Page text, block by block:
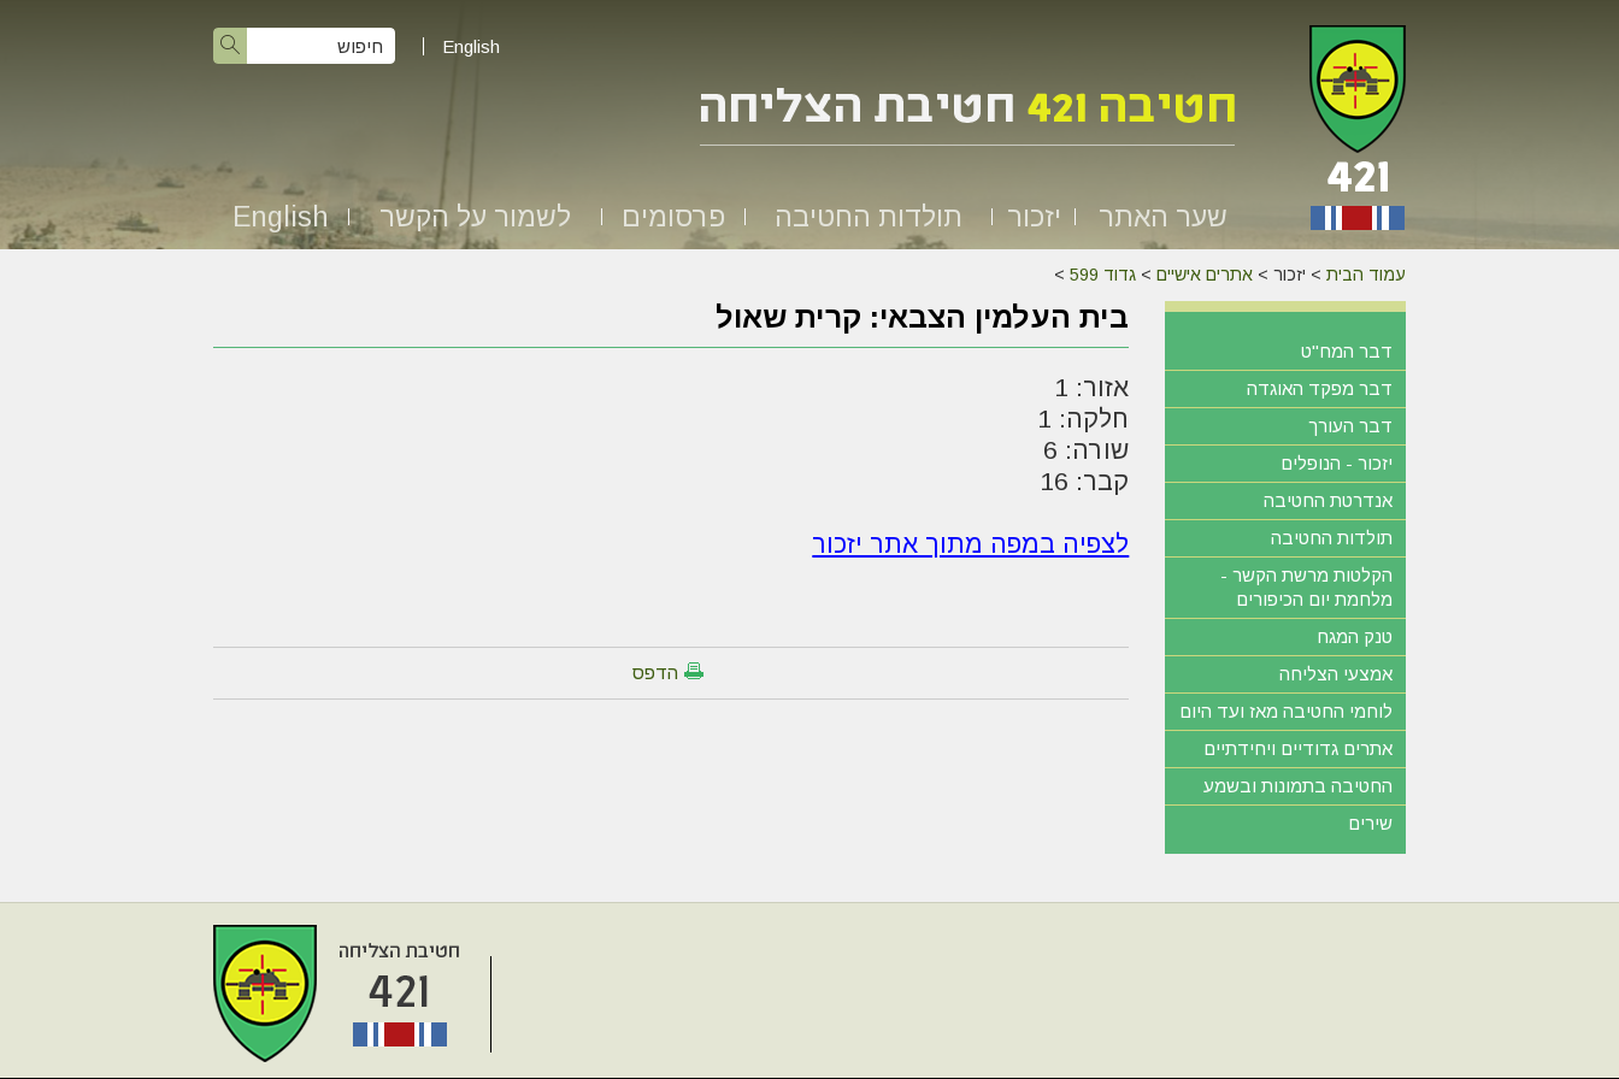
English
שער האתר יזכור תולדות החטיבה פרסומים לשמור על הקשר English
עמוד הבית > יזכור >אתרים אישיים >גדוד 599 >
בית העלמין הצבאי: קרית שאול
אזור: 1
חלקה: 1
שורה: 6
קבר: 16
לצפיה במפה מתוך אתר יזכור
הדפס
דבר המח"ט
דבר מפקד האוגדה
דבר העורך
יזכור - הנופלים
אנדרטת החטיבה
תולדות החטיבה
הקלטות מרשת הקשר -
מלחמת יום הכיפורים
טנק המגח
אמצעי הצליחה
לוחמי החטיבה מאז ועד היום
אתרים גדודיים ויחידתיים
החטיבה בתמונות ובשמע
שירים